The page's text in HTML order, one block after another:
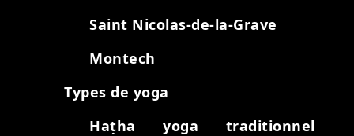
Saint Nicolas-de-la-Grave
Montech
Types de yoga
Haṭha yoga traditionnel